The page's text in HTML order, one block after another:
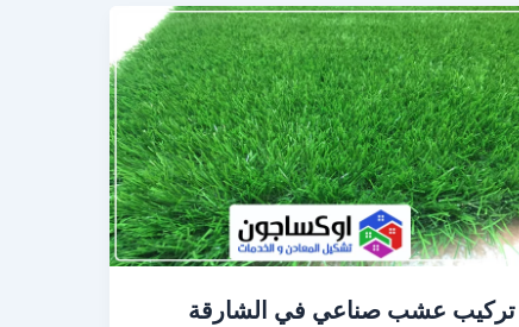
تركيب عشب صناعي في الشارقة